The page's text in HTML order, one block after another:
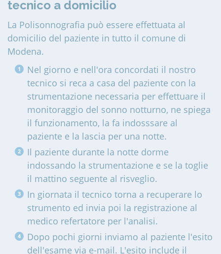
tecnico a domicilio
La Polisonnografia può essere effettuata al
domicilio del paziente in tutto il comune di
Modena.
Nel giorno e nell'ora concordati il nostro
tecnico si reca a casa del paziente con la
strumentazione necessaria per effettuare il
monitoraggio del sonno notturno, ne spiega
il funzionamento, la fa indosssare al
paziente e la lascia per una notte.
Il paziente durante la notte dorme
indossando la strumentazione e se la toglie
il mattino seguente al risveglio.
In giornata il tecnico torna a recuperare lo
strumento ed invia poi la registrazione al
medico refertatore per l'analisi.
Dopo pochi giorni inviamo al paziente l'esito
dell'esame via e-mail. L'esito include il